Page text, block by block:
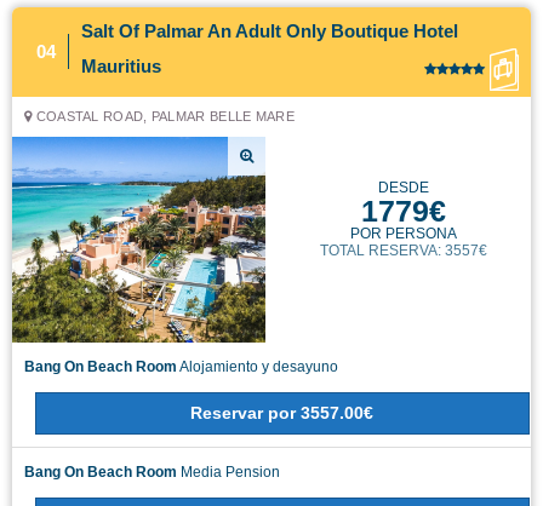
04
Salt Of Palmar An Adult Only Boutique Hotel
Mauritius
COASTAL ROAD, PALMAR BELLE MARE
DESDE
1779€
POR PERSONA
TOTAL RESERVA: 3557€
Bang On Beach Room Alojamiento y desayuno
Reservar por 3557.00€
Bang On Beach Room Media Pension